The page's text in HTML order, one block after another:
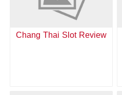
Chang Thai Slot Review